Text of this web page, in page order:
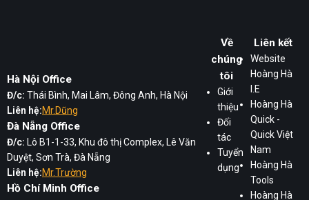
Hà Nội Office
Đ/c: Thái Bình, Mai Lâm, Đông Anh, Hà Nội
Liên hệ:Mr.Dũng
Đà Nẵng Office
Đ/c: Lô B1-1-33, Khu đô thị Complex, Lê Văn
Duyệt, Sơn Trà, Đà Nẵng
Liên hệ:Mr.Trường
Hồ Chí Minh Office
Về
chúng
tôi
Giới
thiệu
Đối
tác
Tuyển
dụng
Liên kết
Website
Hoàng Hà
I.E
Hoàng Hà
Quick -
Quick Việt
Nam
Hoàng Hà
Tools
Hoàng Hà